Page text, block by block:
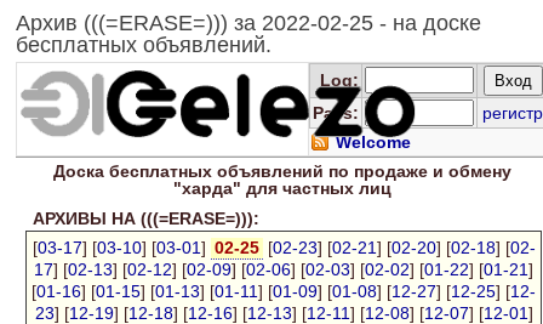
Архив (((=ERASE=))) за 2022-02-25 - на доске
бесплатных объявлений.
Log:
Pass:
регистр
Welcome
Доска бесплатныхобъявлений по продаже и обмену
"харда" для частных лиц
АРХИВЫ НА (((=ERASE=))):
[03-17] [03-10] [03-01] 02-25 [02-23] [02-21] [02-20] [02-18] [02-
17] [02-13] [02-12] [02-09] [02-06] [02-03] [02-02] [01-22] [01-21]
[01-16] [01-15] [01-13] [01-11] [01-09] [01-08] [12-27] [12-25] [12-
23] [12-19] [12-18] [12-16] [12-13] [12-11] [12-08] [12-07] [12-01]